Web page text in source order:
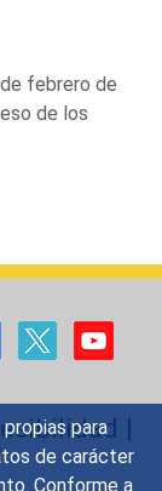
para
de carácter
Conforme a
febrero de
de los
|